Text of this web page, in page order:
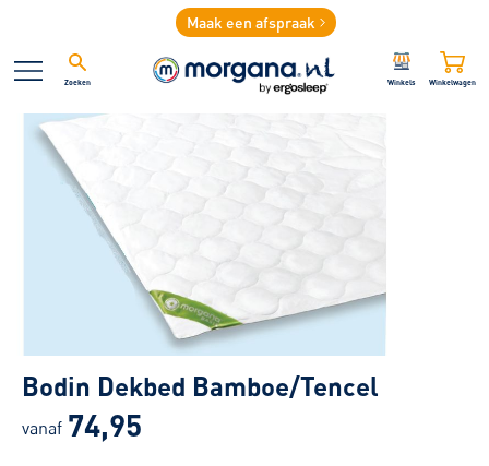
Maak een afspraak
Zoeken Winkels Winkelwagen
Bodin Dekbed Bamboe/Tencel
vanaf 74,95